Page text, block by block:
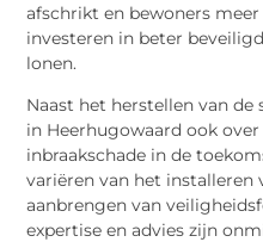
afschrikt en bewoners
investeren in beter
lonen.
Naast het herstellen van de
in Heerhugowaard ook
inbraakschade in de
variëren van het
aanbrengen van
expertise en advies zijn